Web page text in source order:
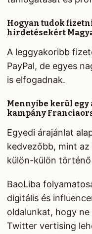
Hogyan tudok
hirdetésekért
A leggyakoribb
PayPal, de egyes
is elfogadnak.
Mennyibe kerül egy
kampány
Egyedi árajánlat
kedvezőbb, mint
külön-külön történő
BaoLiba
digitális és
oldalunkat, hogy
Twitter vertising